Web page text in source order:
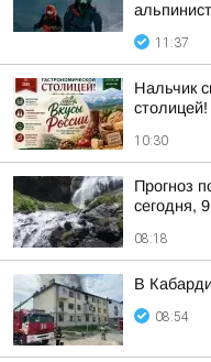
11:37
Нальчик
столицей!
10:30
Прогноз
сегодня,
08:18
В
08:54